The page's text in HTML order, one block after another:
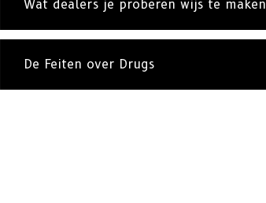
Wat dealers je proberen wijs te maken
De Feiten over Drugs